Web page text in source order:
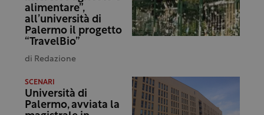
alimentare”,
all’università di
Palermo il progetto
“TravelBio”
di Redazione
SCENARI
Università di
Palermo, avviata la